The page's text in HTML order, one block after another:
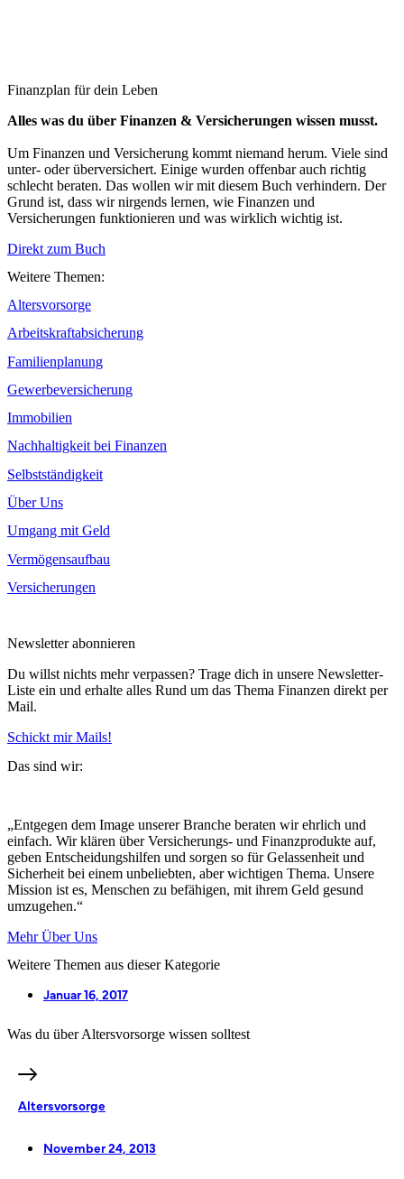
Finanzplan für dein Leben
Alles was du über Finanzen & Versicherungen wissen musst.
Um Finanzen und Versicherung kommt niemand herum. Viele sind
unter- oder überversichert. Einige wurden offenbar auch richtig
schlecht beraten. Das wollen wir mit diesem Buch verhindern. Der
Grund ist, dass wir nirgends lernen, wie Finanzen und
Versicherungen funktionieren und was wirklich wichtig ist.
Direkt zum Buch
Weitere Themen:
Altersvorsorge
Arbeitskraftabsicherung
Familienplanung
Gewerbeversicherung
Immobilien
Nachhaltigkeit bei Finanzen
Selbstständigkeit
Über Uns
Umgang mit Geld
Vermögensaufbau
Versicherungen
Newsletter abonnieren
Du willst nichts mehr verpassen? Trage dich in unsere Newsletter-
Liste ein und erhalte alles Rund um das Thema Finanzen direkt per
Mail.
Schickt mir Mails!
Das sind wir:
„Entgegen dem Image unserer Branche beraten wir ehrlich und
einfach. Wir klären über Versicherungs- und Finanzprodukte auf,
geben Entscheidungshilfen und sorgen so für Gelassenheit und
Sicherheit bei einem unbeliebten, aber wichtigen Thema. Unsere
Mission ist es, Menschen zu befähigen, mit ihrem Geld gesund
umzugehen.“
Mehr Über Uns
Weitere Themen aus dieser Kategorie
Januar 16, 2017
Was du über Altersvorsorge wissen solltest
Altersvorsorge
November 24, 2013